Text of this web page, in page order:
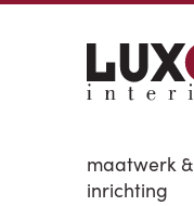
maatwerk &
inrichting